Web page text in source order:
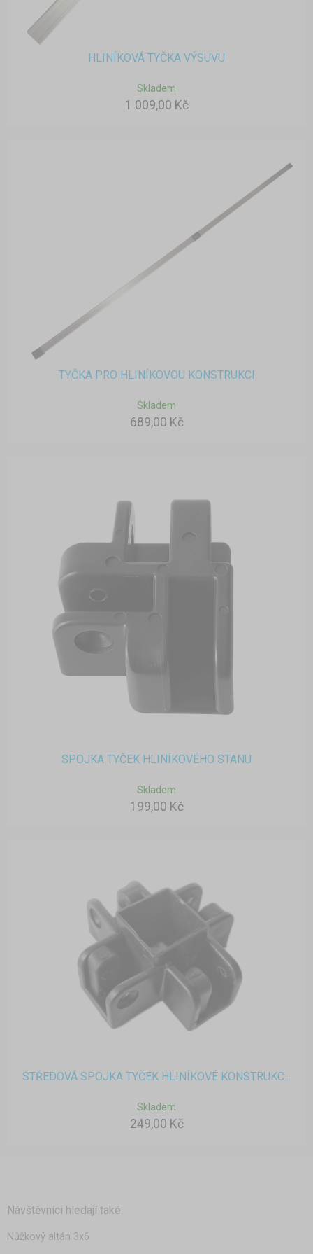
HLINÍKOVÁ TYČKA VÝSUVU
Skladem
1 009,00 Kč
TYČKA PRO HLINÍKOVOU KONSTRUKCI
Skladem
689,00 Kč
SPOJKA TYČEK HLINÍKOVÉHO STANU
Skladem
199,00 Kč
STŘEDOVÁ SPOJKA TYČEK HLINÍKOVÉ KONSTRUKC...
Skladem
249,00 Kč
Návštěvníci hledají také:
Nůžkový altán 3x6